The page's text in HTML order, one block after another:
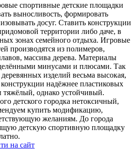
спортивные детские площадки
выносливость, формировать
досуг. Ставить конструкции
территории либо даче, в
зонах семейного отдыха. Игровые
производятся из полимеров,
массива дерева. Материалы
минусами и плюсами. Так
изделий весьма высокая,
надёжнее пластиковых
тяжёлый, однако устойчивый.
детского городка нетоксичный,
купить модификацию,
желаниям. До города
детскую спортивную площадку
на сайт